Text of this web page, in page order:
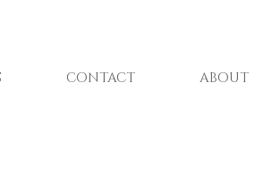
CONTACT ABOUT